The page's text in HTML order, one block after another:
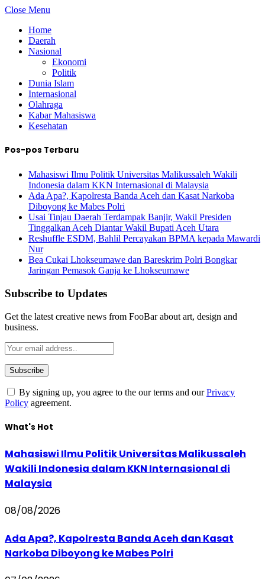
Close Menu
Home
Daerah
Nasional
Ekonomi
Politik
Dunia Islam
Internasional
Olahraga
Kabar Mahasiswa
Kesehatan
Pos-pos Terbaru
Mahasiswi Ilmu Politik Universitas Malikussaleh Wakili
Indonesia dalam KKN Internasional di Malaysia
Ada Apa?, Kapolresta Banda Aceh dan Kasat Narkoba
Diboyong ke Mabes Polri
Usai Tinjau Daerah Terdampak Banjir, Wakil Presiden
Tinggalkan Aceh Diantar Wakil Bupati Aceh Utara
Reshuffle ESDM, Bahlil Percayakan BPMA kepada Mawardi
Nur
Bea Cukai Lhokseumawe dan Bareskrim Polri Bongkar
Jaringan Pemasok Ganja ke Lhokseumawe
Subscribe to Updates
Get the latest creative news from FooBar about art, design and
business.
By signing up, you agree to the our terms and ourPrivacy
Policy agreement.
What's Hot
Mahasiswi Ilmu Politik Universitas Malikussaleh
Wakili Indonesia dalam KKN Internasional di
Malaysia
08/08/2026
Ada Apa?, Kapolresta Banda Aceh dan Kasat
Narkoba Diboyong ke Mabes Polri